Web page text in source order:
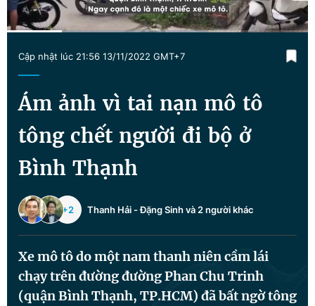
Chào ngày mới Tin 24h
Tin thị trường Tin 360
Video
Sản phẩm khác
Tiện ích
Thông tin tòa soạn Liên hệ quảng cáo
Đăng xuất
Time
Cập nhật lúc 21:56 13/11/2022 GMT+7
Ám ảnh vì tai nạn mô tô
tông chết người đi bộ ở
Bình Thạnh
+2 Thanh Hải -Đặng Sinhvà 2 người khác
Xe mô tô do một nam thanh niên cầm lái
chạy trên đường đường Phan Chu Trinh
(quận Bình Thạnh, TP.HCM) đã bất ngờ tông